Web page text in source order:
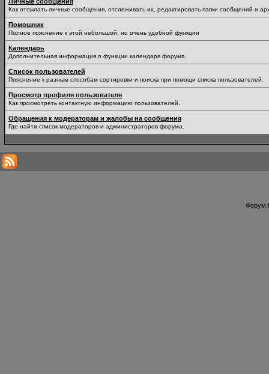
Как отсылать личные сообщения, отслеживать их, редактировать папки сообщений и
Помошник
Полное пояснение к этой небольшой, но очень удобной функции
Календарь
Дополнительная информация о функции календаря форума.
Список пользователей
Пояснение к разным способам сортировки и поиска при помощи списка пользователей.
Просмотр профиля пользователя
Как просмотреть контактную информацию пользователей.
Обращения к модераторам и жалобы на сообщения
Где найти список модераторов и администраторов форума.
Форум